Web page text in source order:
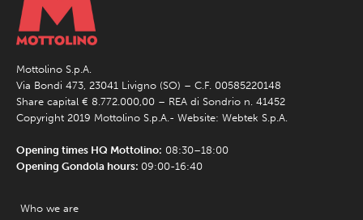
Mottolino S.p.A.
Via Bondi 473, 23041 Livigno (SO) – C.F. 00585220148
Share capital € 8.772.000,00 – REA di Sondrio n. 41452
Copyright 2019 Mottolino S.p.A.- Website: Webtek S.p.A.
Opening times HQ Mottolino: 08:30–18:00
Opening Gondola hours: 09:00-16:40
Who we are